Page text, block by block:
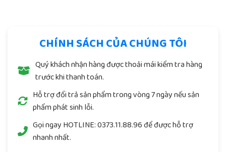
CHÍNH SÁCH CỦA CHÚNG TÔI
Quý khách nhận hàng được thoải mái kiểm tra hàng
trước khi thanh toán.
Hỗ trợ đổi trả sản phẩm trong vòng 7 ngày nếu sản
phẩm phát sinh lỗi.
Gọi ngay HOTLINE: 0373.11.88.96để được hỗ trợ
nhanh nhất.